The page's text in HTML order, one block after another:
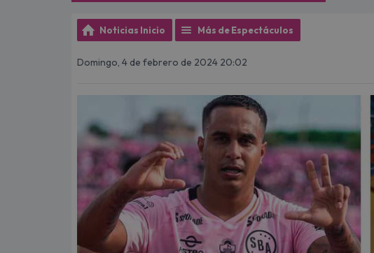
Noticias Inicio Más de Espectáculos
Domingo, 4 de febrero de 2024 20:02